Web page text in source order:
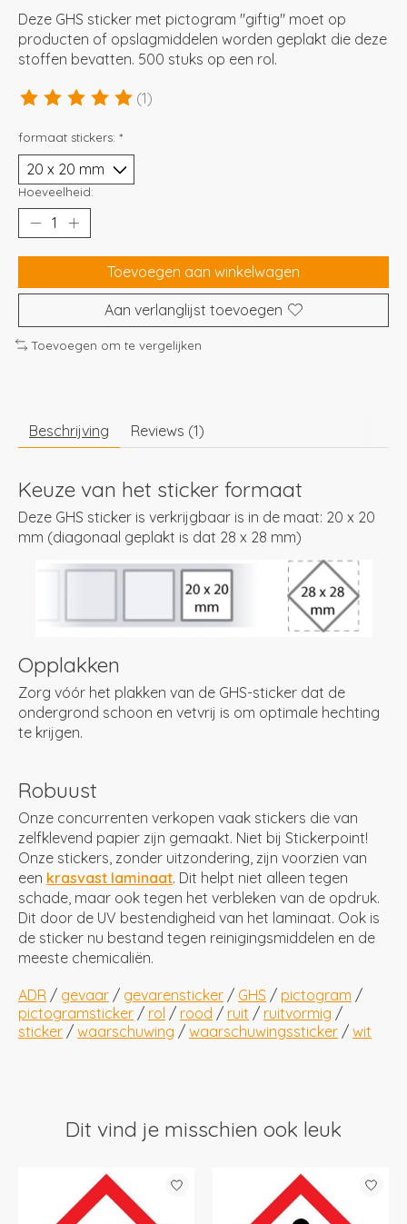
Deze GHS sticker met pictogram "giftig" moet op
producten of opslagmiddelen worden geplakt die deze
stoffen bevatten. 500 stuks op een rol.
De beoordeling van dit product is
(1)
formaat stickers: *
Hoeveelheid:
Toevoegen aan winkelwagen
Aan verlanglijst toevoegen
Toevoegen om te vergelijken
Beschrijving Reviews (1)
Keuze van het sticker formaat
Deze GHS sticker is verkrijgbaar is in de maat: 20 x 20
mm (diagonaal geplakt is dat 28 x 28 mm)
Opplakken
Zorg vóór het plakken van de GHS-sticker dat de
ondergrond schoon en vetvrij is om optimale hechting
te krijgen.
Robuust
Onze concurrenten verkopen vaak stickers die van
zelfklevend papier zijn gemaakt. Niet bij Stickerpoint!
Onze stickers, zonder uitzondering, zijn voorzien van
een krasvast laminaat. Dit helpt niet alleen tegen
schade, maar ook tegen het verbleken van de opdruk.
Dit door de UV bestendigheid van het laminaat. Ook is
de sticker nu bestand tegen reinigingsmiddelen en de
meeste chemicaliën.
ADR / gevaar / gevarensticker / GHS / pictogram /
pictogramsticker / rol / rood / ruit / ruitvormig /
sticker / waarschuwing / waarschuwingssticker / wit
Dit vind je misschien ook leuk
Items van productcarrousel